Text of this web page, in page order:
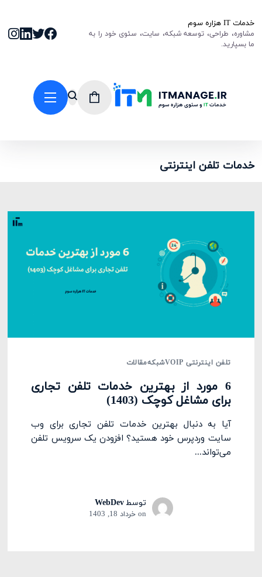
خدمات IT هزاره سوم
مشاوره، طراحی، توسعه شبکه، سایت، سئوی خود را به
ما بسپارید.
خدمات تلفن اینترنتی
تلفن اینترنتی VOIP شبکهمقالات
6 مورد از بهترین خدمات تلفن تجاری
برای مشاغل کوچک (1403)
آیا به دنبال بهترین خدمات تلفن تجاری برای وب
سایت وردپرس خود هستید؟ افزودن یک سرویس تلفن
می‌تواند...
توسطWebDev
onخرداد 18, 1403